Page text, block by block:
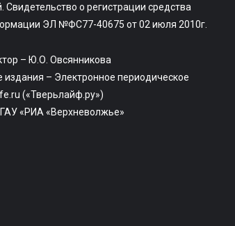
Свидетельство о регистрации средства
ЭЛ №ФС77-40675 от 02 июля 2010г.
– Ю.О. Овсянникова
– Электронное периодическое
(«Тверьлайф.ру»)
«РИА «Верхневолжье»